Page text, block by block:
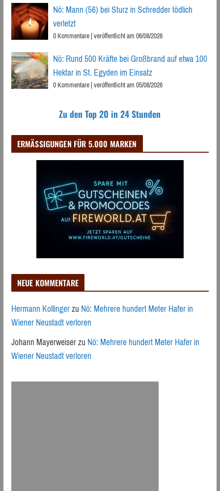
Nö: Mann (56) bei Sturz in Schredder tödlich
verletzt
0 Kommentare|veröffentlicht am 06/08/2026
Nö: Rund 500 Kräfte bei Großbrand auf etwa 100
Hektar in St. Egyden im Einsatz
0 Kommentare|veröffentlicht am 05/08/2026
Zu den Top 20 in 24 Stunden
ERMÄSSIGUNGEN FÜR 5.000 MARKEN
NEUE KOMMENTARE
Hermann KollingerzuNö: Mehrere hundert Meter Hafer in
Wiener Neustadt verloren
Johann MayerweiserzuNö: Mehrere hundert Meter Hafer in
Wiener Neustadt verloren